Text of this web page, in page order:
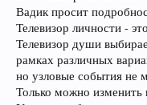
Вадик просит
Телевизор личности -
Телевизор души
рамках различных
но узловые события не
Только можно